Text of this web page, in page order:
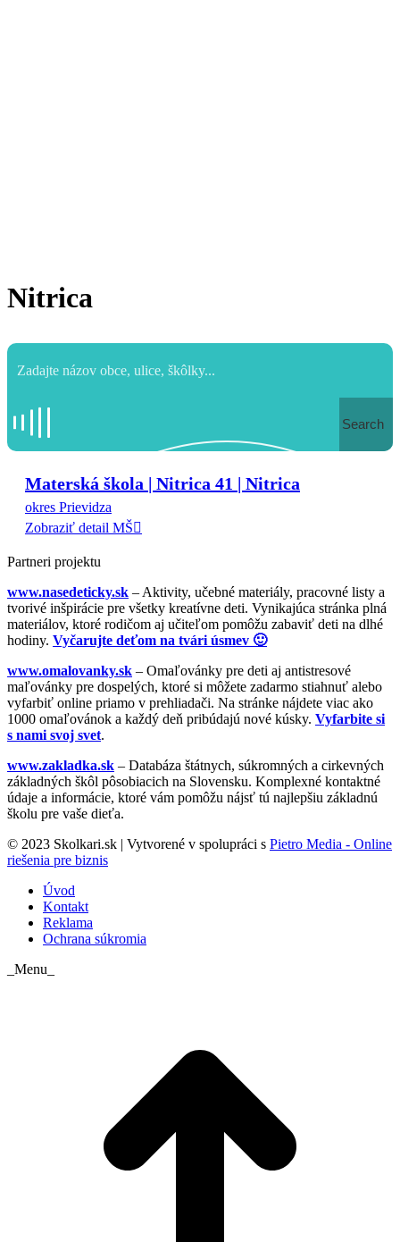
Nitrica
Search
Materská škola | Nitrica 41 | Nitrica
okres Prievidza
Zobraziť detail MŠ
Partneri projektu
www.nasedeticky.sk – Aktivity, učebné materiály, pracovné listy a
tvorivé inšpirácie pre všetky kreatívne deti. Vynikajúca stránka plná
materiálov, ktoré rodičom aj učiteľom pomôžu zabaviť deti na dlhé
hodiny. Vyčarujte deťom na tvári úsmev 🙂
www.omalovanky.sk – Omaľovánky pre deti aj antistresové
maľovánky pre dospelých, ktoré si môžete zadarmo stiahnuť alebo
vyfarbiť online priamo v prehliadači. Na stránke nájdete viac ako
1000 omaľovánok a každý deň pribúdajú nové kúsky. Vyfarbite si
s nami svoj svet.
www.zakladka.sk – Databáza štátnych, súkromných a cirkevných
základných škôl pôsobiacich na Slovensku. Komplexné kontaktné
údaje a informácie, ktoré vám pomôžu nájsť tú najlepšiu základnú
školu pre vaše dieťa.
© 2023 Skolkari.sk | Vytvorené v spolupráci s Pietro Media - Online
riešenia pre biznis
Úvod
Kontakt
Reklama
Ochrana súkromia
_Menu_